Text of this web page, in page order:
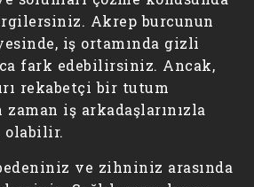
Akrep burcunun
iş ortamında gizli
fark edebilirsiniz. Ancak,
rekabetçi bir tutum
iş arkadaşlarınızla
olabilir.
ve zihniniz arasında